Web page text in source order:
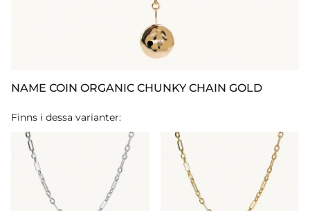
NAME COIN ORGANIC CHUNKY CHAIN GOLD
Finns i dessa varianter: